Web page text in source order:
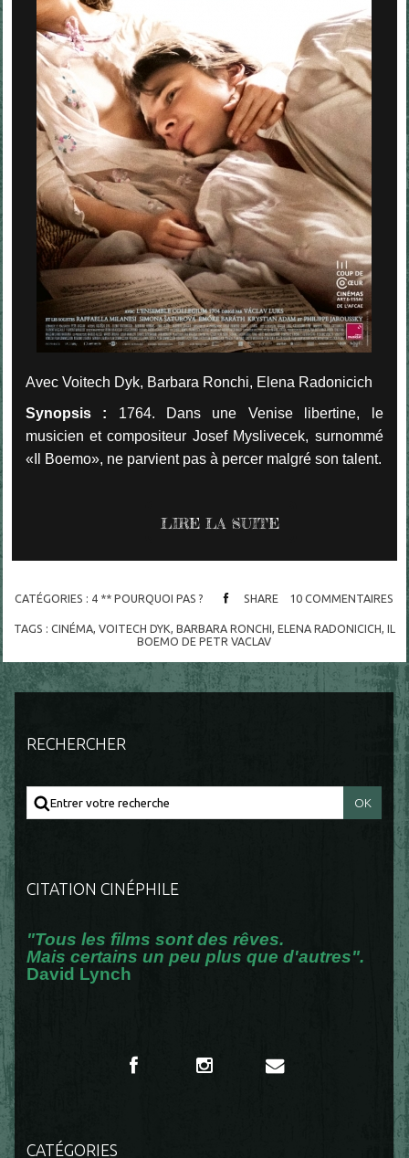
Avec Voitech Dyk, Barbara Ronchi, Elena Radonicich
Synopsis : 1764. Dans une Venise libertine, le
musicien et compositeur Josef Myslivecek, surnommé
«Il Boemo», ne parvient pas à percer malgré son talent.
LIRE LA SUITE
CATÉGORIES : 4 ** POURQUOI PAS ? SHARE 10 COMMENTAIRES
TAGS : CINÉMA, VOITECH DYK BARBARA RONCHI ELENA RADONICICH IL
BOEMO DE PETR VACLAV
RECHERCHER
CITATION CINÉPHILE
"Tous les films sont des rêves.
Mais certains un peu plus que d'autres".
David Lynch
CATÉGORIES